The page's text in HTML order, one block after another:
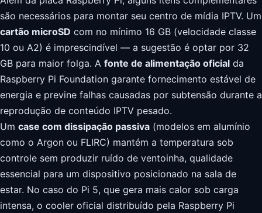
são necessários para montar seu centro de mídia IPTV. Um
cartão microSD com no mínimo 16 GB (velocidade classe
10 ou A2) é imprescindível — a sugestão é optar por 32
GB para maior folga. A fonte de alimentação oficial da
Raspberry Pi Foundation garante fornecimento estável de
energia e previne falhas causadas por subtensão durante a
reprodução de conteúdo IPTV pesado.
Um case com dissipação passiva (modelos em alumínio
como o Argon ou FLIRC) mantém a temperatura sob
controle sem produzir ruído de ventoinha, qualidade
essencial para um dispositivo posicionado na sala de
estar. No caso do Pi 5, que gera mais calor sob carga
intensa, o cooler oficial distribuído pela Raspberry Pi